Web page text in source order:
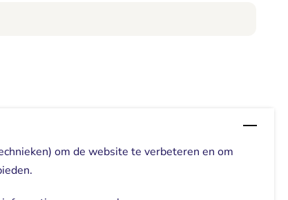
om de website te verbeteren en om